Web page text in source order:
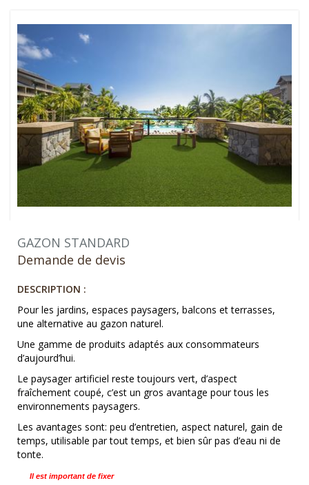
GAZON STANDARD
Demande de devis
DESCRIPTION :
Pour les jardins, espaces paysagers, balcons et terrasses,
une alternative au gazon naturel.
Une gamme de produits adaptés aux consommateurs
d’aujourd’hui.
Le paysager artificiel reste toujours vert, d’aspect
fraîchement coupé, c’est un gros avantage pour tous les
environnements paysagers.
Les avantages sont: peu d’entretien, aspect naturel, gain de
temps, utilisable par tout temps, et bien sûr pas d’eau ni de
tonte.
Il est important de fixer